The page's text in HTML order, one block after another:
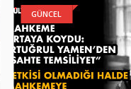
GÜNCEL